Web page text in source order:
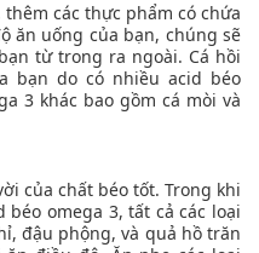
các thực phẩm có chứa
ăn uống của bạn, chúng sẽ
từ trong ra ngoài. Cá hồi
bạn do có nhiều acid béo
3 khác bao gồm cá mòi và
của chất béo tốt. Trong khi
omega 3, tất cả các loại
đậu phộng, và quả hồ trăn